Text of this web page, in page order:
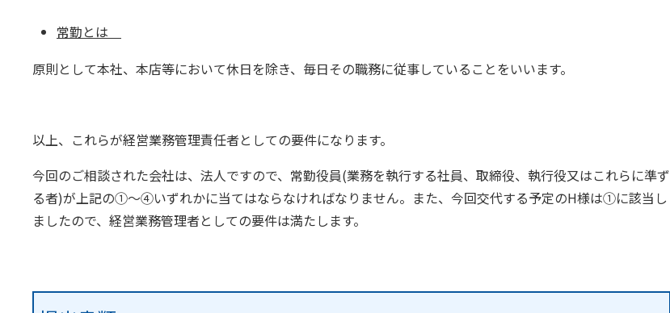
常勤とは
原則として本社、本店等において休日を除き、毎日その職務に従事していることをいいます。
以上、これらが経営業務管理責任者としての要件になります。
今回のご相談された会社は、法人ですので、常勤役員(業務を執行する社員、取締役、執行役又はこれらに準ず
る者)が上記の①〜④いずれかに当てはならなければなりません。また、今回交代する予定のH様は①に該当し
ましたので、経営業務管理者としての要件は満たします。